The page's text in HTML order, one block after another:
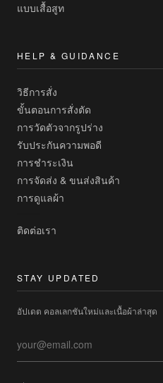
แบบเสื้อสูท
HELP & GUIDANCE
วิธีการสั่ง
ขั้นตอนการสั่งตัด
การวัดตัวจากรูปร่าง
รับประกันความพอดี
การชำระเงิน
การจัดส่ง & ขนส่งสินค้า
การดูแลผ้า
ติดต่อเรา
STAY UPDATED
อัปเดต คอลเลกชันใหม่และเนื้อผ้าล่าสุด